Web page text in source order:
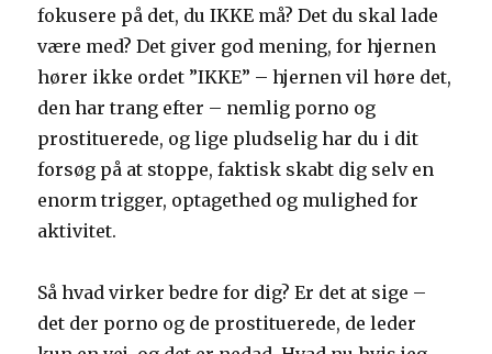
fokusere på det, du IKKE må? Det du skal lade
være med? Det giver god mening, for hjernen
hører ikke ordet ”IKKE” – hjernen vil høre det,
den har trang efter – nemlig porno og
prostituerede, og lige pludselig har du i dit
forsøg på at stoppe, faktisk skabt dig selv en
enorm trigger, optagethed og mulighed for
aktivitet.
Så hvad virker bedre for dig? Er det at sige –
det der porno og de prostituerede, de leder